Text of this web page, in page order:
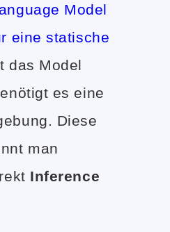
Model
eine statische
das Model
es eine
Diese
man
Inference